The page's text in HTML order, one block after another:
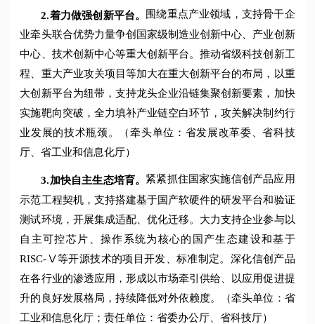
2. 着力做强创新平台。 围绕重点产业领域，支持骨干企
业牵头联合优势力量争创国家级制造业创新中心、产业创新
中心、技术创新中心等重大创新平台。推动省级科技创新工
程、重大产业攻关项目等加大在重大创新平台的布局，以重
大创新平台为纽带，支持龙头企业沿链集聚创新要素，加快
实施靶向突破，全力填补产业链空白环节，攻关解决制约行
业发展的技术瓶颈。（牵头单位：省发展改革委、省科技
厅、省工业和信息化厅）
3.加快自主生态培育。 紧紧抓住国家实施信创产品应用
示范工程契机，支持搭建基于国产软硬件的研发平台和验证
测试环境，开展集成适配、优化迁移。大力支持企业参与以
自主可控芯片、操作系统为核心的国产生态建设和基于
RISC-Ⅴ等开源技术的项目开发、标准制定。深化信创产品
在各行业的渗透应用，形成以市场牵引供给、以应用促进提
升的良好发展格局，持续降低对外依赖度。（牵头单位：省
工业和信息化厅；责任单位：省委办公厅、省科技厅）